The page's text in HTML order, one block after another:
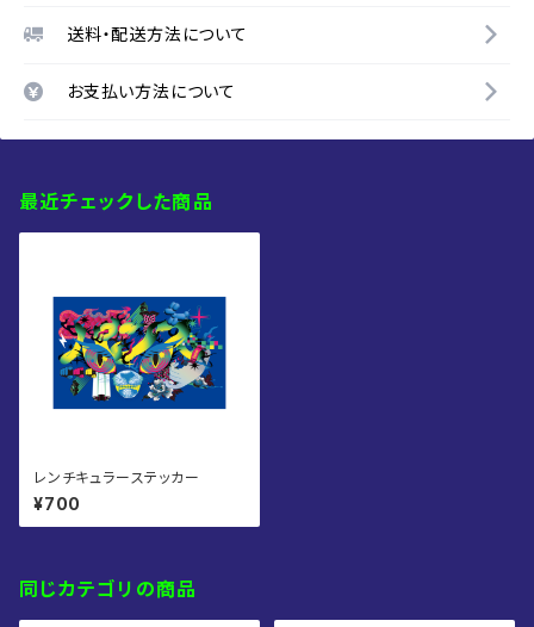
送料・配送方法について
お支払い方法について
最近チェックした商品
レンチキュラーステッカー
¥700
同じカテゴリの商品